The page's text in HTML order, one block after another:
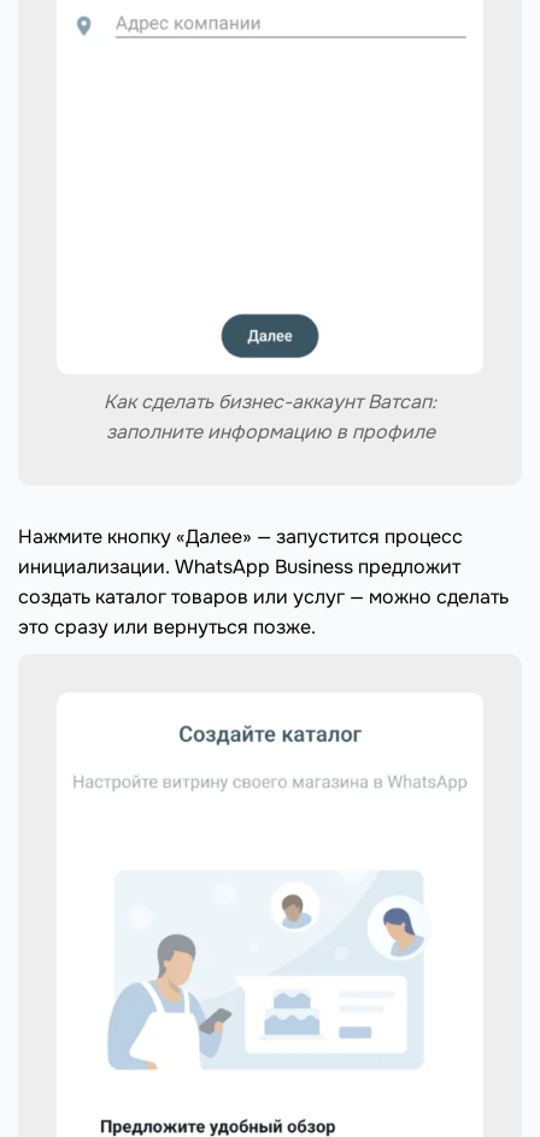
Как сделать бизнес-аккаунт Ватсап:
заполните информацию в профиле
Нажмите кнопку «Далее» — запустится процесс
инициализации. WhatsApp Business предложит
создать каталог товаров или услуг — можно сделать
это сразу или вернуться позже.